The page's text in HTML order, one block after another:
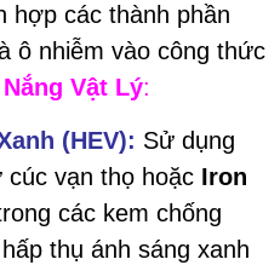
hợp các thành phần
ô nhiễm vào công thức
Vật Lý:
(HEV): Sử dụng
vạn thọ hoặc Iron
các kem chống
thụ ánh sáng xanh